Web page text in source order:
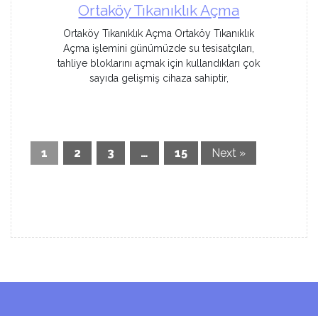
Ortaköy Tıkanıklık Açma
Ortaköy Tıkanıklık Açma Ortaköy Tıkanıklık
Açma işlemini günümüzde su tesisatçıları,
tahliye bloklarını açmak için kullandıkları çok
sayıda gelişmiş cihaza sahiptir,
1 2 3 … 15 Next »